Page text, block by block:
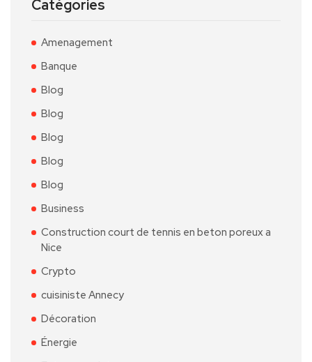
Catégories
Amenagement
Banque
Blog
Blog
Blog
Blog
Blog
Business
Construction court de tennis en beton poreux a
Nice
Crypto
cuisiniste Annecy
Décoration
Énergie